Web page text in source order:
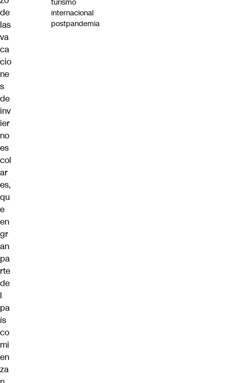
de
las
va
ca
cio
ne
s
de
inv
ier
no
es
col
ar
es,
qu
e
en
gr
an
pa
rte
de
l
pa
ís
co
mi
en
za
turismo
internacional
postpandemia